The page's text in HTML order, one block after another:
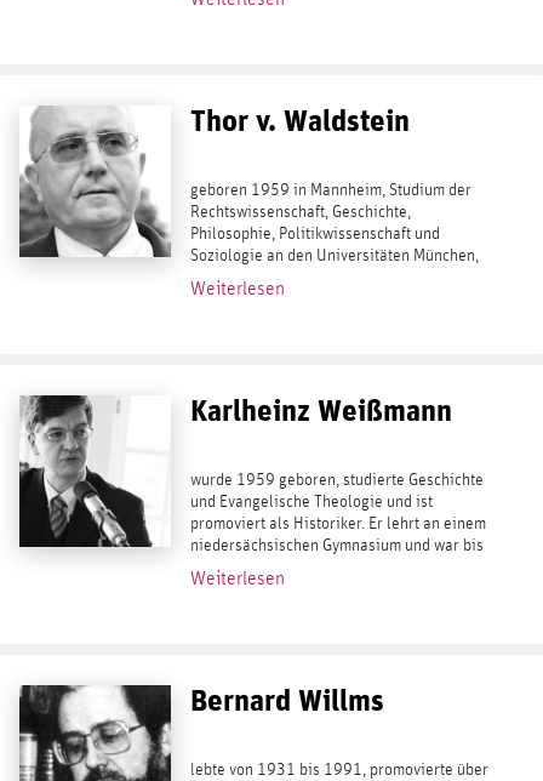
in der Völkerpsychologie. Was uns
Thor v. Waldstein
geboren 1959 in Mannheim, Studium der
Rechtswissenschaft, Geschichte,
Philosophie, Politikwissenschaft und
Soziologie an den Universitäten München,
Mannheim und Heidelberg. Seit 1989 als
Rechtsanwalt und Publizist tätig. 1989:
Weiterlesen
Karlheinz Weißmann
wurde 1959 geboren, studierte Geschichte
und Evangelische Theologie und ist
promoviert als Historiker. Er lehrt an einem
niedersächsischen Gymnasium und war bis
2014 Wissenschaftlicher Leiter des
Instituts für Staatspolitik (IfS). Bei
Weiterlesen
Bernard Willms
lebte von 1931 bis 1991, promovierte über